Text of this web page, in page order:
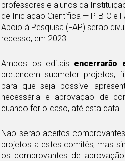
professores e alunos da
de Iniciação Científica — PIBIC e
Apoio à Pesquisa (FAP) serão
recesso, em 2023.
Ambos os editais encerrarão
pretendem submeter projetos,
para que seja possível
necessária e aprovação de
quando for o caso, até esta data.
Não serão aceitos
projetos a estes comitês, mas
os comprovantes de